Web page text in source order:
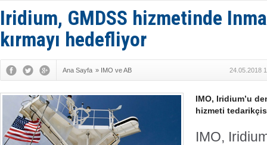
Van’da
Iridium, GMDSS hizmetinde
kırmayı hedefliyor
Ana Sayfa » IMO ve AB 24.05.2018
IMO, Iridium’u
hizmeti
IMO,